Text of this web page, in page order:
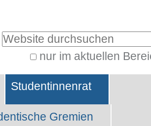
nur im aktuellen
Studentinnenrat
Gremien